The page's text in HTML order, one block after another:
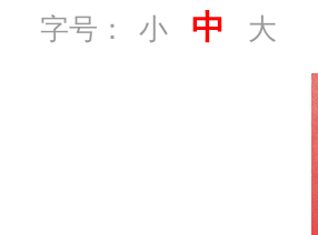
字号：
小 中 大